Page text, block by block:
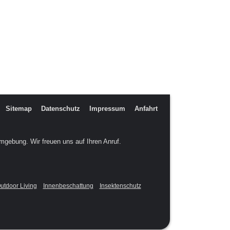
Sitemap Datenschutz Impressum Anfahrt
Wir freuen uns auf Ihren Anruf.
Living Innenbeschattung Insektenschutz